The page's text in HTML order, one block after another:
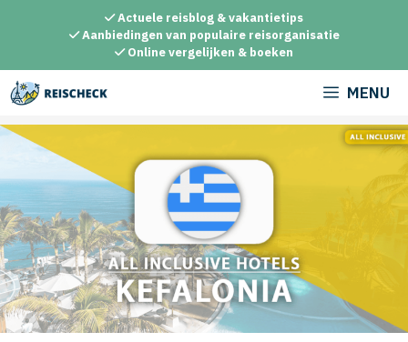
inhoud
Actuele reisblog & vakantietips
Aanbiedingen van populaire reisorganisatie
Online vergelijken & boeken
MENU